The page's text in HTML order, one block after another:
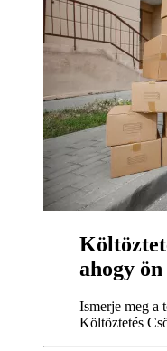
ahogy
Ismerje meg a
Költöztetés